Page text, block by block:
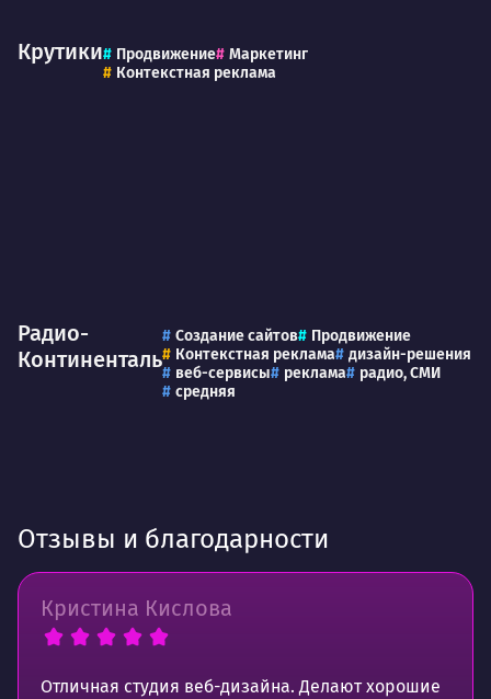
Крутики Продвижение
Маркетинг
Контекстная реклама
Радио-
Континенталь
Создание сайтов
Продвижение
Контекстная реклама
дизайн-решения
веб-сервисы
реклама
радио, СМИ
средняя
Отзывы и благодарности
Кристина Кислова
Отличная студия веб-дизайна. Делают хорошие